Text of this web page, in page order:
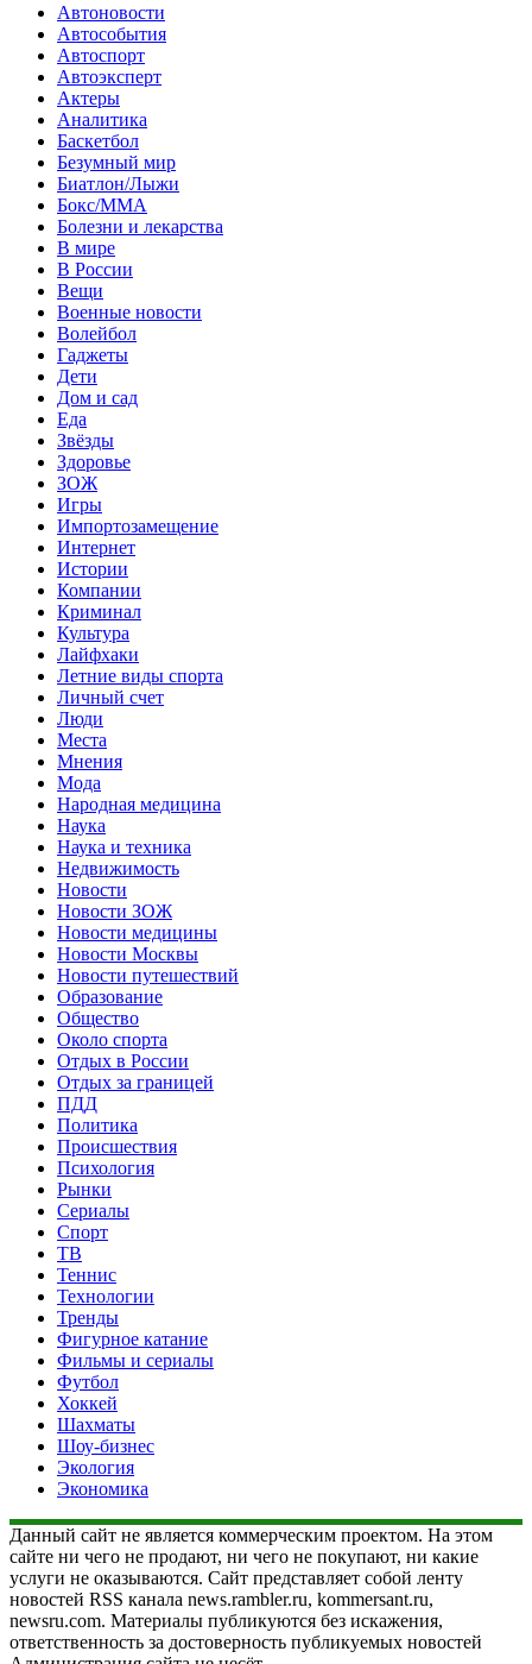
Автоновости
Автособытия
Автоспорт
Автоэксперт
Актеры
Аналитика
Баскетбол
Безумный мир
Биатлон/Лыжи
Бокс/MMA
Болезни и лекарства
В мире
В России
Вещи
Военные новости
Волейбол
Гаджеты
Дети
Дом и сад
Еда
Звёзды
Здоровье
ЗОЖ
Игры
Импортозамещение
Интернет
Истории
Компании
Криминал
Культура
Лайфхаки
Летние виды спорта
Личный счет
Люди
Места
Мнения
Мода
Народная медицина
Наука
Наука и техника
Недвижимость
Новости
Новости ЗОЖ
Новости медицины
Новости Москвы
Новости путешествий
Образование
Общество
Около спорта
Отдых в России
Отдых за границей
ПДД
Политика
Происшествия
Психология
Рынки
Сериалы
Спорт
ТВ
Теннис
Технологии
Тренды
Фигурное катание
Фильмы и сериалы
Футбол
Хоккей
Шахматы
Шоу-бизнес
Экология
Экономика
Данный сайт не является коммерческим проектом. На этом
сайте ни чего не продают, ни чего не покупают, ни какие
услуги не оказываются. Сайт представляет собой ленту
новостей RSS канала news.rambler.ru, kommersant.ru,
newsru.com. Материалы публикуются без искажения,
ответственность за достоверность публикуемых новостей